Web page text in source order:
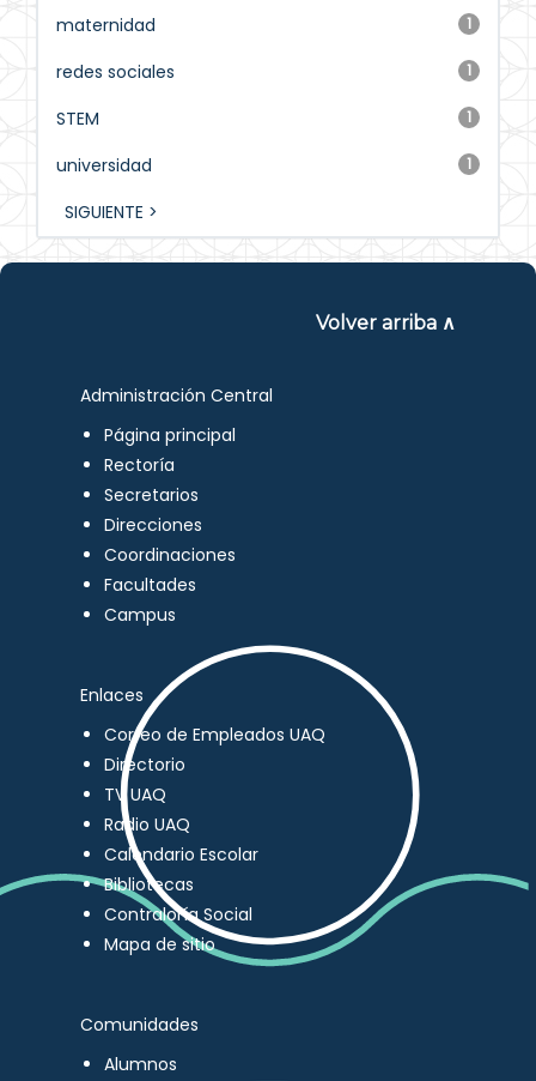
1
maternidad
1
redes sociales
1
STEM
1
universidad
SIGUIENTE >
Volver arriba ∧
Administración Central
Página principal
Rectoría
Secretarios
Direcciones
Coordinaciones
Facultades
Campus
Enlaces
Correo de Empleados UAQ
Directorio
TV UAQ
Radio UAQ
Calendario Escolar
Bibliotecas
Contraloría Social
Mapa de sitio
Comunidades
Alumnos